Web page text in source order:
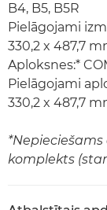
B4, B5, B5R
Pielāgojami
330,2 x 487,7
Aploksnes:*
Pielāgojami
330,2 x 487,7
komplekts